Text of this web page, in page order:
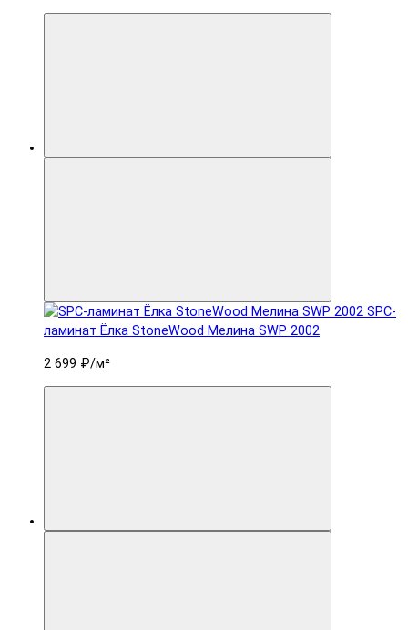
SPC-
ламинат Ëлка StoneWood Мелина SWP 2002
2 699 ₽/м²